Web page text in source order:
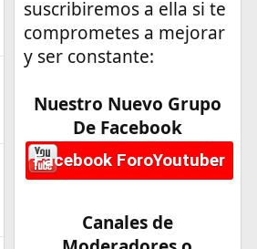
suscribiremos a ella si te
comprometes a mejorar
y ser constante:
Nuestro Nuevo Grupo
De Facebook
Facebook ForoYoutuber
Canales de